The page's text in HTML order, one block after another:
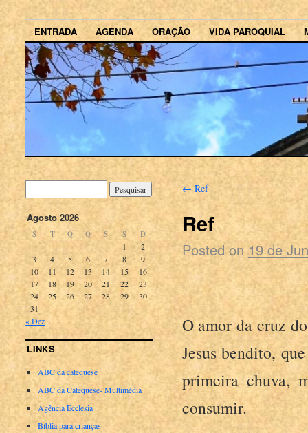
ENTRADA AGENDA ORAÇÃO VIDA PAROQUIAL
←Ref
Ref
Posted on 19 de
O amor da cruz
Jesus bendito,
primeira chuva,
consumir.
Agosto 2026
S T Q Q S S D
1
2
3
4 5 6 7 8
9
10
11 12 13 14 15
16
17
18 19 20 21 22
23
24
25 26 27 28 29
30
31
« Dez
LINKS
ABC da catequese
ABC da Catequese- Multimédia
Agência Ecclesia
Bíblia para crianças